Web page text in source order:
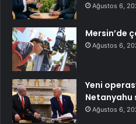
Ağustos 6,
Mersin’de
Ağustos 6,
Yeni
Netanyahu
Ağustos 6,